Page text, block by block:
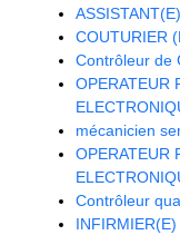
COUTURIER
Contrôleur de
OPERATEUR
mécanicien
OPERATEUR
Contrôleur
INFIRMIER(E)